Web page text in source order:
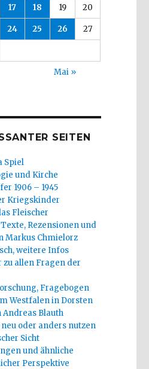
17 18 19 20
24 25 26 27
Mai »
SEITEN
Spiel
und Kirche
1906 – 1945
Kriegskinder
Fleischer
Rezensionen und
Markus Chmielorz
weitere Infos
allen Fragen der
Fragebogen
Westfalen in Dorsten
Blauth
oder anders nutzen
Sicht
und ähnliche
Perspektive